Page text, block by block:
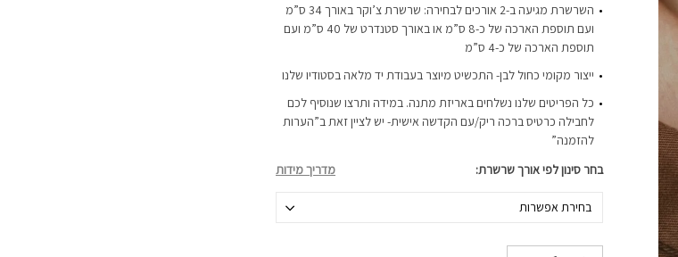
השרשרת מגיעה ב-2 אורכים לבחירה: שרשרת צ’וקר באורך 34 ס”מ
ועם תוספת הארכה של כ-8 ס”מ או באורך סטנדרט של 40 ס”מ ועם
תוספת הארכה של כ-4 ס”מ
ייצור מקומי כחול לבן- התכשיט מיוצר בעבודת יד מלאה בסטודיו שלנו
כל הפריטים שלנו נשלחים באריזת מתנה. במידה ותרצו שנוסיף לכם
לחבילה כרטיס ברכה ריק/עם הקדשה אישית- יש לציין זאת ב”הערות
להזמנה”
בחר סינון לפי אורך שרשרת
מדריך מידות
בחירת אפשרות